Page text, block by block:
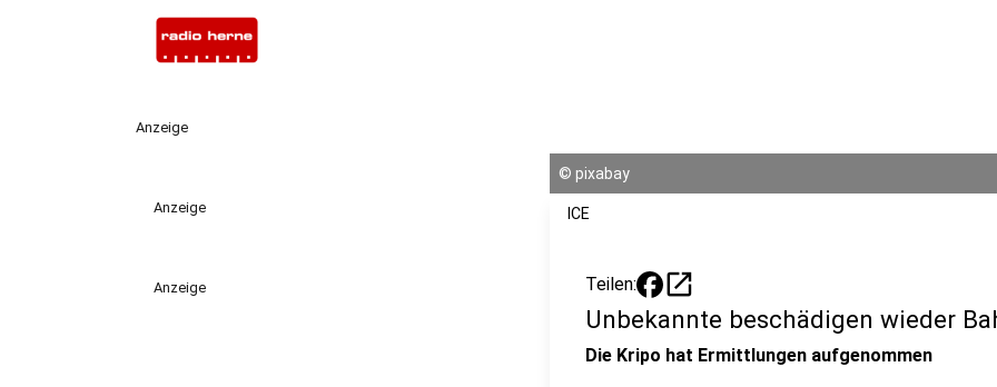
Anzeige
Anzeige
Anzeige
© pixabay
ICE
Teilen: open_in_new
Unbekannte beschädigen wieder
Die Kripo hat Ermittlungen aufgenommen